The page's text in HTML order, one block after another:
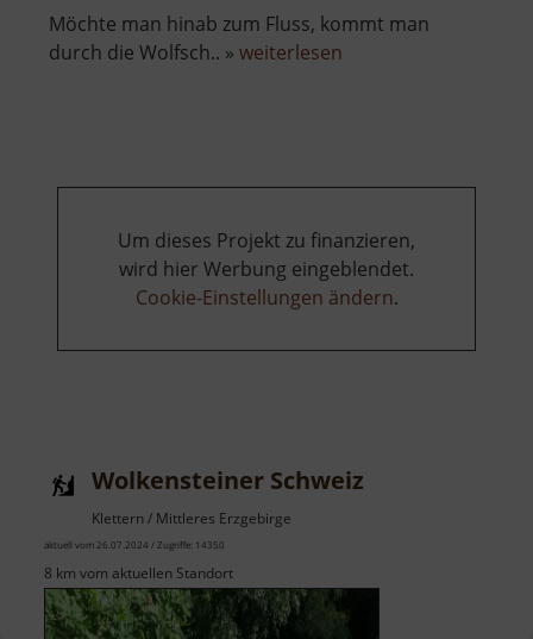
Möchte man hinab zum Fluss, kommt man
durch die Wolfsch.. » weiterlesen
Um dieses Projekt zu finanzieren,
wird hier Werbung eingeblendet.
Cookie-Einstellungen ändern.
Wolkensteiner Schweiz
Klettern / Mittleres Erzgebirge
aktuell vom 26.07.2024 / Zugriffe: 14350
8 km vom aktuellen Standort